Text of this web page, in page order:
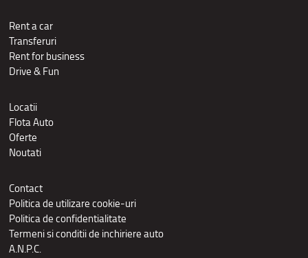
Rent a car
Transferuri
Rent for business
Drive & Fun
Locatii
Flota Auto
Oferte
Noutati
Contact
Politica de utilizare cookie-uri
Politica de confidentialitate
Termeni si conditii de inchiriere auto
A.N.P.C.